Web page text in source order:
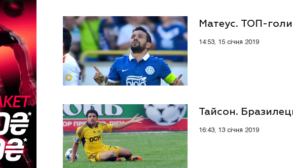
Матеус. ТОП-
14:53, 15 січня 2019
Тайсон.
16:43, 13 січня 2019